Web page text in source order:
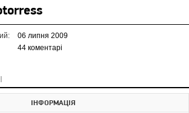
06 липня 2009
44 коментарі
ІНФОРМАЦІЯ